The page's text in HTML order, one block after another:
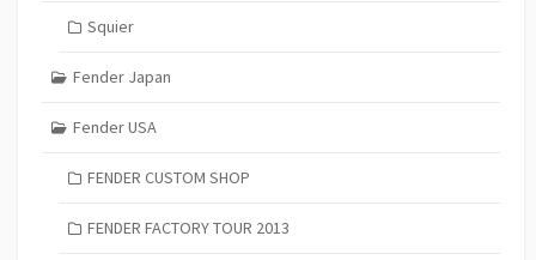
Squier
Fender Japan
Fender USA
FENDER CUSTOM SHOP
FENDER FACTORY TOUR 2013